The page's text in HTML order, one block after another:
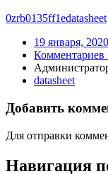
0zrb0135ff1edatasheet
19 января, 2020
Комментариев
datasheet
Добавить
Для отправки
Навигация